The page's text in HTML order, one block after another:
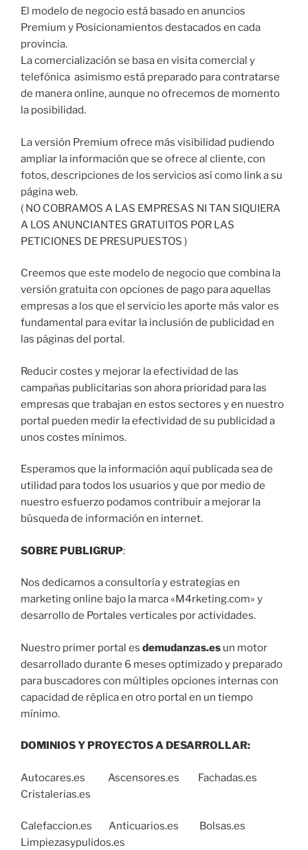
El modelo de negocio está basado en anuncios
Premium y Posicionamientos destacados en cada
provincia.
La comercialización se basa en visita comercial y
telefónica asimismo está preparado para contratarse
de manera online, aunque no ofrecemos de momento
la posibilidad.
La versión Premium ofrece más visibilidad pudiendo
ampliar la información que se ofrece al cliente, con
fotos, descripciones de los servicios así como link a su
página web.
( NO COBRAMOS A LAS EMPRESAS NI TAN SIQUIERA
A LOS ANUNCIANTES GRATUITOS POR LAS
PETICIONES DE PRESUPUESTOS )
Creemos que este modelo de negocio que combina la
versión gratuita con opciones de pago para aquellas
empresas a los que el servicio les aporte más valor es
fundamental para evitar la inclusión de publicidad en
las páginas del portal.
Reducir costes y mejorar la efectividad de las
campañas publicitarias son ahora prioridad para las
empresas que trabajan en estos sectores y en nuestro
portal pueden medir la efectividad de su publicidad a
unos costes mínimos.
Esperamos que la información aquí publicada sea de
utilidad para todos los usuarios y que por medio de
nuestro esfuerzo podamos contribuir a mejorar la
búsqueda de información en internet.
SOBRE PUBLIGRUP:
Nos dedicamos a consultoría y estrategias en
marketing online bajo la marca «M4rketing.com» y
desarrollo de Portales verticales por actividades.
Nuestro primer portal es demudanzas.es un motor
desarrollado durante 6 meses optimizado y preparado
para buscadores con múltiples opciones internas con
capacidad de réplica en otro portal en un tiempo
mínimo.
DOMINIOS Y PROYECTOS A DESARROLLAR:
Autocares.es Ascensores.es Fachadas.es
Cristalerias.es
Calefaccion.es Anticuarios.es Bolsas.es
Limpiezasypulidos.es